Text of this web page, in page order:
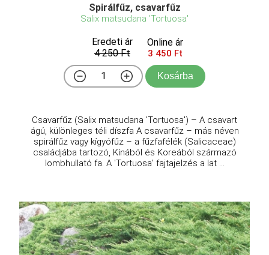
Spirálfűz, csavarfűz
Salix matsudana 'Tortuosa'
Eredeti ár
4 250 Ft
Online ár
3 450 Ft
Kosárba
Csavarfűz (Salix matsudana 'Tortuosa') – A csavart
ágú, különleges téli díszfa A csavarfűz – más néven
spirálfűz vagy kígyófűz – a fűzfafélék (Salicaceae)
családjába tartozó, Kínából és Koreából származó
lombhullató fa. A 'Tortuosa' fajtajelzés a lat ...